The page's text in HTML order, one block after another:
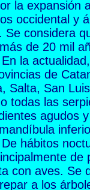
la
occidental y
Se considera
de 20 mil
la
de
Salta, San
todas las
agudos
hábitos
de
con aves. Se
a los